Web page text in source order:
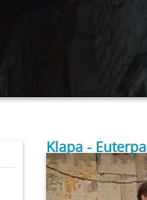
Klapa - Euterpa